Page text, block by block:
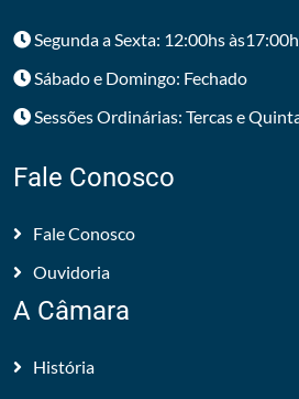
Segunda a Sexta: 12:00hs
Sábado e Domingo: Fechado
Sessões Ordinárias: Tercas e
Fale Conosco
Fale Conosco
Ouvidoria
A Câmara
História